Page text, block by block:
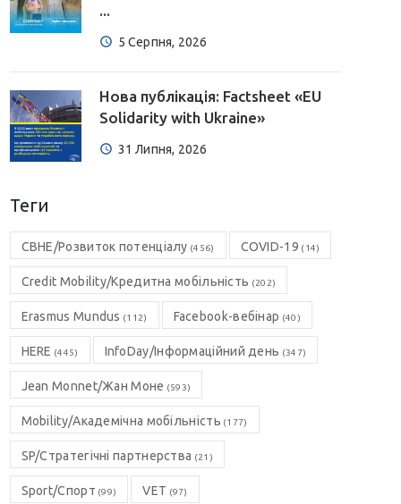
...
5 Серпня, 2026
Нова публікація: Factsheet «EU
Solidarity with Ukraine»
31 Липня, 2026
Теги
CBHE/Розвиток потенціалу (456) COVID-19 (14)
Credit Mobility/Кредитна мобільність (202)
Erasmus Mundus (112) Facebook-вебінар (40)
HERE (445) InfoDay/Інформаційний день (347)
Jean Monnet/Жан Моне (593)
Mobility/Академічна мобільність (177)
SP/Стратегічні партнерства (21)
Sport/Спорт (99) VET (97)